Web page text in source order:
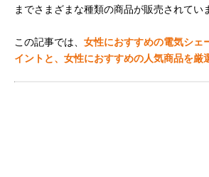
までさまざまな種類の商品が販売されてい
この記事では、 女性におすすめの電気シェ
イントと、女性におすすめの人気商品を厳